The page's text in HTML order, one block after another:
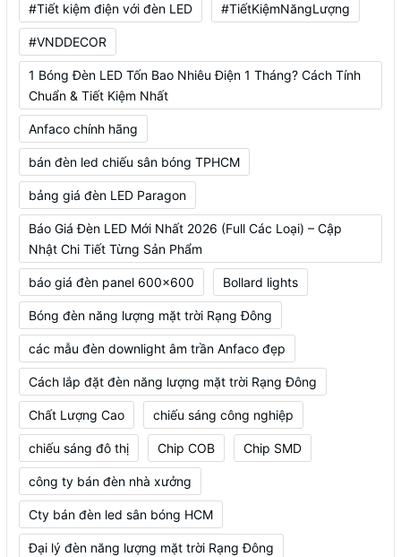
#Tiết kiệm điện với đèn LED #TiếtKiệmNăngLượng
#VNDDECOR
1 Bóng Đèn LED Tốn Bao Nhiêu Điện 1 Tháng? Cách Tính
Chuẩn & Tiết Kiệm Nhất
Anfaco chính hãng
bán đèn led chiếu sân bóng TPHCM
bảng giá đèn LED Paragon
Báo Giá Đèn LED Mới Nhất 2026 (Full Các Loại) – Cập
Nhật Chi Tiết Từng Sản Phẩm
báo giá đèn panel 600x600 Bollard lights
Bóng đèn năng lượng mặt trời Rạng Đông
các mẫu đèn downlight âm trần Anfaco đẹp
Cách lắp đặt đèn năng lượng mặt trời Rạng Đông
Chất Lượng Cao chiếu sáng công nghiệp
chiếu sáng đô thị Chip COB Chip SMD
công ty bán đèn nhà xưởng
Cty bán đèn led sân bóng HCM
Đại lý đèn năng lượng mặt trời Rạng Đông